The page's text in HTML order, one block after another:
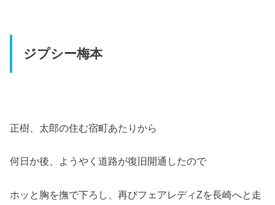
ジプシー梅本
正樹、太郎の住む宿町あたりから
何日か後、ようやく道路が復旧開通したので
ホッと胸を撫で下ろし、再びフェアレディZを長崎へと走